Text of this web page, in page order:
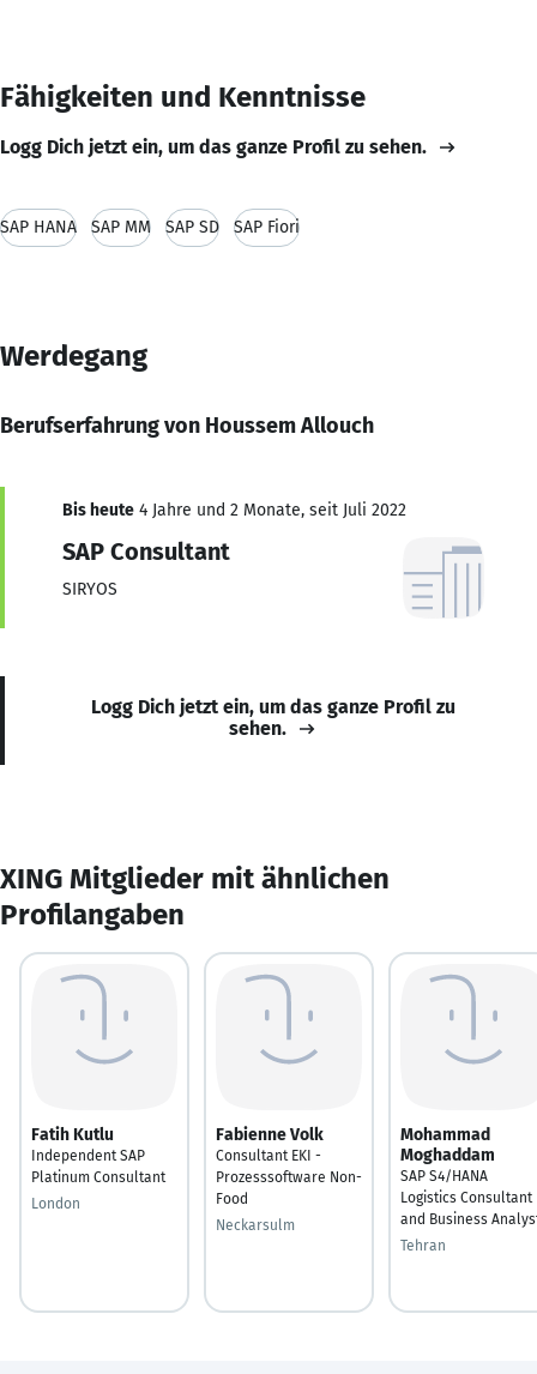
Fähigkeiten und Kenntnisse
Logg Dich jetzt ein, um das ganze Profil zu sehen.
SAP HANA SAP MM SAP SD SAP Fiori
Werdegang
Berufserfahrung von Houssem Allouch
Bis heute 4 Jahre und 2 Monate, seit Juli 2022
SAP Consultant
SIRYOS
Logg Dich jetzt ein, um das ganze Profil zu
sehen.
XING Mitglieder mit ähnlichen
Profilangaben
Fatih Kutlu
Independent SAP
Platinum Consultant
London
Fabienne Volk
Consultant EKI -
Prozesssoftware Non-
Food
Neckarsulm
Mohammad
Moghaddam
SAP S4/HANA
Logistics Consultant
and Business
Tehran